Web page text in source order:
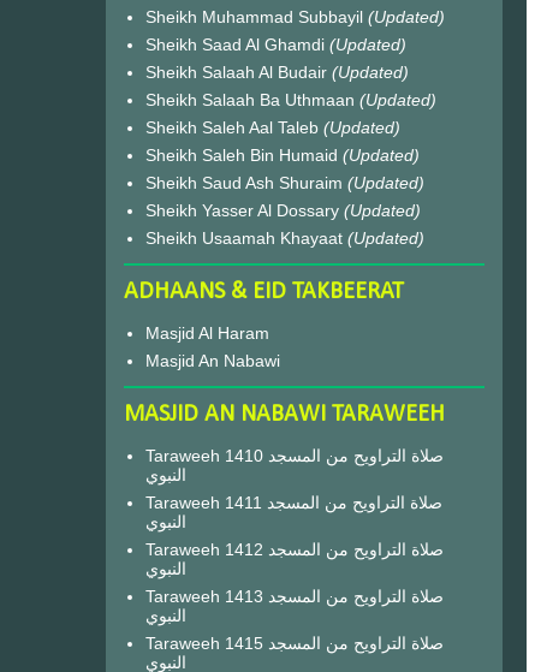
Sheikh Muhammad Subbayil (Updated)
Sheikh Saad Al Ghamdi (Updated)
Sheikh Salaah Al Budair (Updated)
Sheikh Salaah Ba Uthmaan (Updated)
Sheikh Saleh Aal Taleb (Updated)
Sheikh Saleh Bin Humaid (Updated)
Sheikh Saud Ash Shuraim (Updated)
Sheikh Yasser Al Dossary (Updated)
Sheikh Usaamah Khayaat (Updated)
ADHAANS & EID TAKBEERAT
Masjid Al Haram
Masjid An Nabawi
MASJID AN NABAWI TARAWEEH
Taraweeh 1410 صلاة التراويح من المسجد
النبوي
Taraweeh 1411 صلاة التراويح من المسجد
النبوي
Taraweeh 1412 صلاة التراويح من المسجد
النبوي
Taraweeh 1413 صلاة التراويح من المسجد
النبوي
Taraweeh 1415 صلاة التراويح من المسجد
النبوي